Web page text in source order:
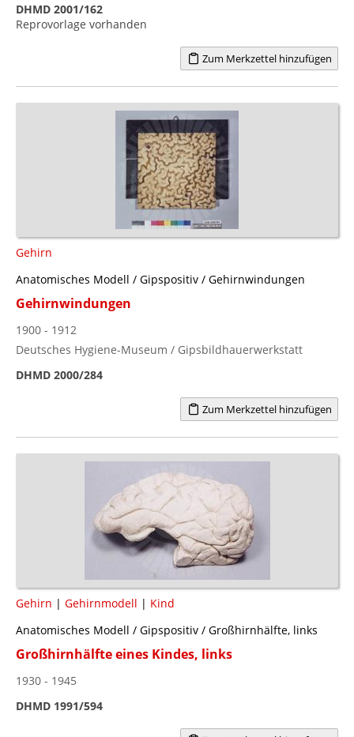
DHMD 2001/162
Reprovorlage vorhanden
Zum Merkzettel hinzufügen
Gehirn
Anatomisches Modell / Gipspositiv / Gehirnwindungen
Gehirnwindungen
1900 - 1912
Deutsches Hygiene-Museum / Gipsbildhauerwerkstatt
DHMD 2000/284
Zum Merkzettel hinzufügen
Gehirn | Gehirnmodell | Kind
Anatomisches Modell / Gipspositiv / Großhirnhälfte, links
Großhirnhälfte eines Kindes, links
1930 - 1945
DHMD 1991/594